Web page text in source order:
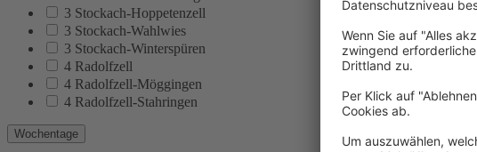
3 Stockach-Hoppetenzell
3 Stockach-Wahlwies
3 Stockach-Winterspüren
4 Radolfzell
4 Radolfzell-Möggingen
4 Radolfzell-Stahringen
Wochentage